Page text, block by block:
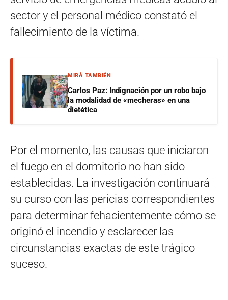
sector y el personal médico constató el
fallecimiento de la víctima.
MIRÁ TAMBIÉN
Carlos Paz: Indignación por un robo bajo
la modalidad de «mecheras» en una
dietética
Por el momento, las causas que iniciaron
el fuego en el dormitorio no han sido
establecidas. La investigación continuará
su curso con las pericias correspondientes
para determinar fehacientemente cómo se
originó el incendio y esclarecer las
circunstancias exactas de este trágico
suceso.